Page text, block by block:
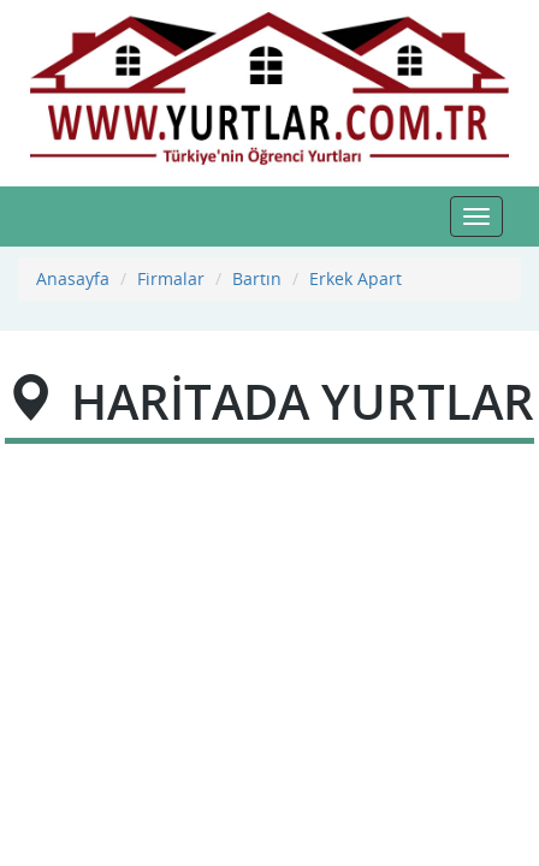
Toggle
Anasayfa
Firmalar Bartın Erkek Apart
HARİTADA YURTLAR